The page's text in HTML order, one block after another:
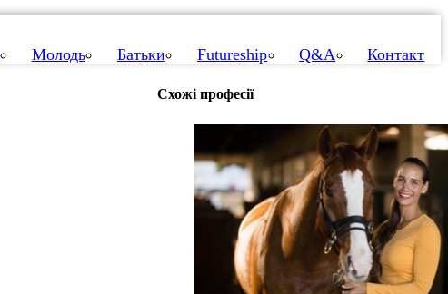
Молодь Батьки Futureship Q&A Контакт
Схожі професії